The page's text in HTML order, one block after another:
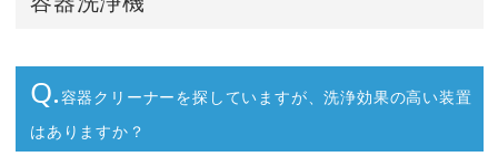
Q.容器クリーナーを探していますが、洗浄効果の高い装置
はありますか？